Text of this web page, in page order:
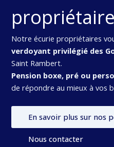
Notre écurie propriétaires
verdoyant privilégié des
Saint Rambert.
Pension boxe, pré ou
de répondre au mieux à vos
En savoir plus sur nos
Nous contacter